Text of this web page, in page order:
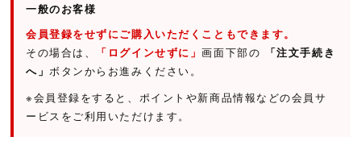
一般のお客様
会員登録をせずにご購入いただくこともできます。
その場合は、
「ログインせずに」画面下部の
「注文手続き
へ」ボタンからお進みください。
※会員登録をすると、ポイントや新商品情報などの会員サ
ービスをご利用いただけます。